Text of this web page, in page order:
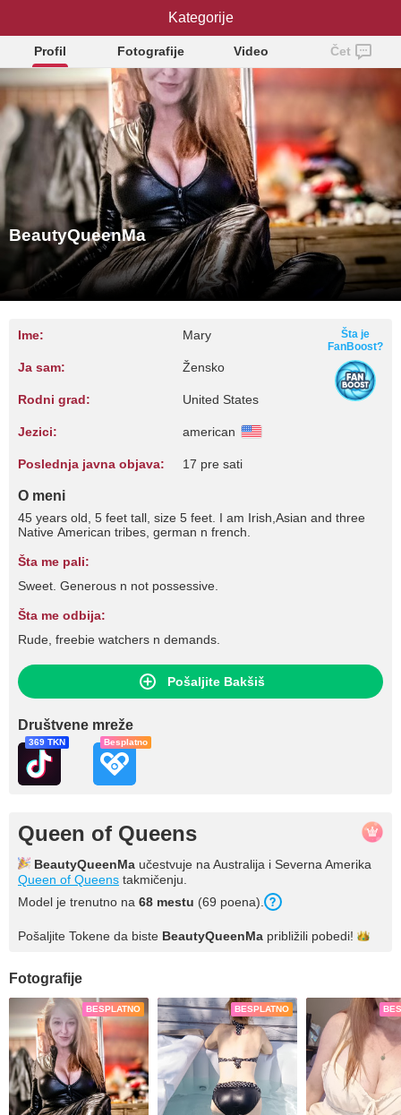
BeautyQueenMa
Profil Fotografije Video Čet
BeautyQueenMa
Ime: Mary
Ja sam: Žensko
Rodni grad: United States
Jezici: american
Poslednja javna objava: 17 pre sati
Šta je
FanBoost?
O meni
45 years old, 5 feet tall, size 5 feet. I am Irish,Asian and three
Native American tribes, german n french.
Šta me pali:
Sweet. Generous n not possessive.
Šta me odbija:
Rude, freebie watchers n demands.
Pošaljite Bakšiš
Društvene mreže
369 TKN Besplatno
Queen of Queens
BeautyQueenMa učestvuje na Australija i Severna Amerika
Queen of Queens takmičenju.
Model je trenutno na 68 mestu (69 poena).
Pošaljite Tokene da biste BeautyQueenMa približili pobedi!
Fotografije
BESPLATNO BESPLATNO
Kategorije